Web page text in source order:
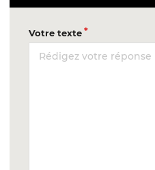
Votre texte